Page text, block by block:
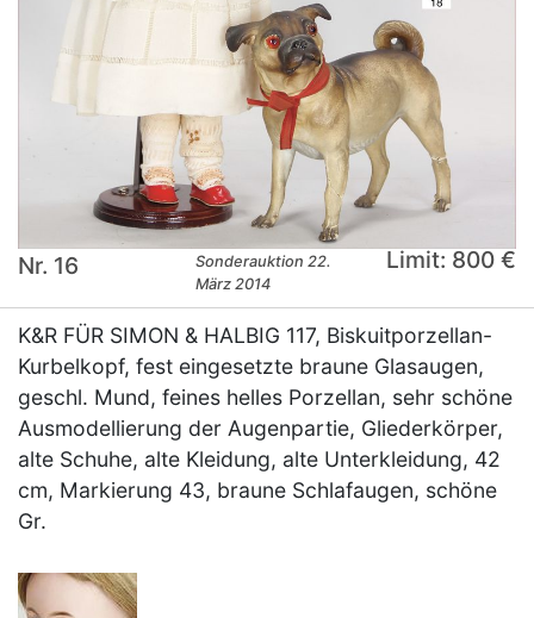
Nr. 16
Sonderauktion 22.
März 2014
Limit: 800 €
K&R FÜR SIMON & HALBIG 117, Biskuitporzellan-
Kurbelkopf, fest eingesetzte braune Glasaugen,
geschl. Mund, feines helles Porzellan, sehr schöne
Ausmodellierung der Augenpartie, Gliederkörper,
alte Schuhe, alte Kleidung, alte Unterkleidung, 42
cm, Markierung 43, braune Schlafaugen, schöne
Gr.